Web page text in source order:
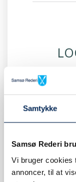
Samtykke
Samsø Rederi
Vi bruger cookies
annoncer, til at